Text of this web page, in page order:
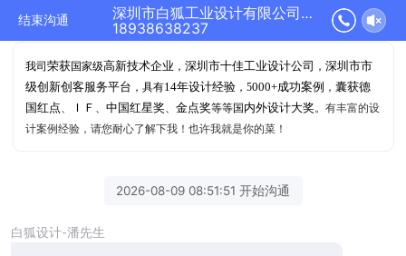
结束沟通
深圳市白狐工业设计有限公司正在为您服务
18938638237
我司荣获国家级高新技术企业 ，深圳市十佳工业设计公司 ，深圳市市
级创新创客服务平台 ，具有14年设计经验 ，5000+成功案例 ，囊获德
国红点
ＩＦ 、中国红星奖 、金点奖等等国内外设计大奖 。有丰富的设
计案例经验，请您耐心了解下我！也许我就是你的菜！
2026-08-09 08:51:51 开始沟通
白狐设计-潘先生